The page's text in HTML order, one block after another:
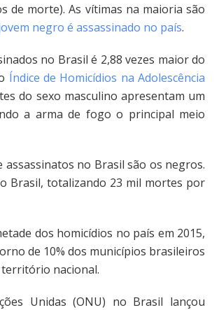
de morte). As vítimas na maioria são
negro é assassinado no país.
no Brasil é 2,88 vezes maior do
Índice de Homicídios na Adolescência
do sexo masculino apresentam um
a arma de fogo o principal meio
no Brasil são os negros.
Brasil, totalizando 23 mil mortes por
dos homicídios no país em 2015,
de 10% dos municípios brasileiros
território nacional.
Unidas (ONU) no Brasil lançou